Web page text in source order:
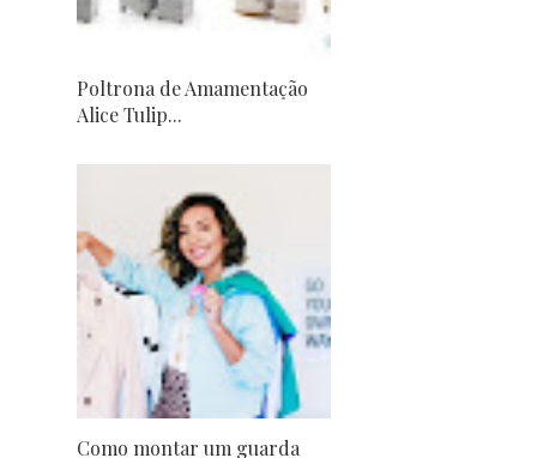
Poltrona de Amamentação
Alice Tulip...
Como montar um guarda